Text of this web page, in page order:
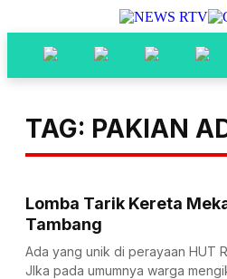
TAG: PAKIAN
Lomba Tarik Kereta
Tambang
Ada yang unik di perayaan HUT
JIka pada umumnya warga